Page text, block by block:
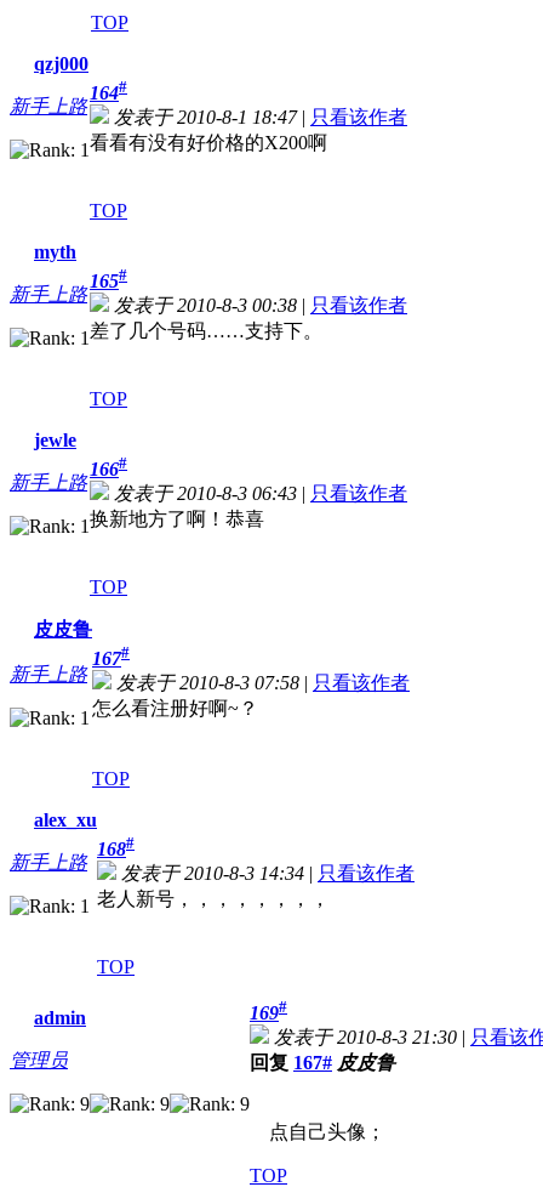
TOP
qzj000
新手上路
164#
发表于 2010-8-1 18:47| 只看该作者
看看有没有好价格的X200啊
TOP
myth
新手上路
165#
发表于 2010-8-3 00:38 | 只看该作者
差了几个号码……支持下。
TOP
jewle
新手上路
166#
发表于 2010-8-3 06:43 | 只看该作者
换新地方了啊！恭喜
TOP
皮皮鲁
新手上路
167#
发表于 2010-8-3 07:58 | 只看该作者
怎么看注册好啊~？
TOP
alex_xu
新手上路
168#
发表于 2010-8-3 14:34 | 只看该作者
老人新号，，，，，，，，
TOP
admin
管理员
169#
发表于 2010-8-3 21:30 | 只看该
回复 167# 皮皮鲁
点自己头像；
TOP